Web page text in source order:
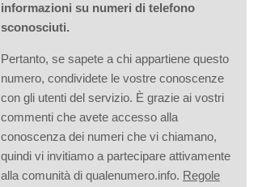
informazioni su numeri di telefono
sconosciuti.
Pertanto, se sapete a chi appartiene questo
numero, condividete le vostre conoscenze
con gli utenti del servizio. È grazie ai vostri
commenti che avete accesso alla
conoscenza dei numeri che vi chiamano,
quindi vi invitiamo a partecipare attivamente
alla comunità di qualenumero.info. Regole